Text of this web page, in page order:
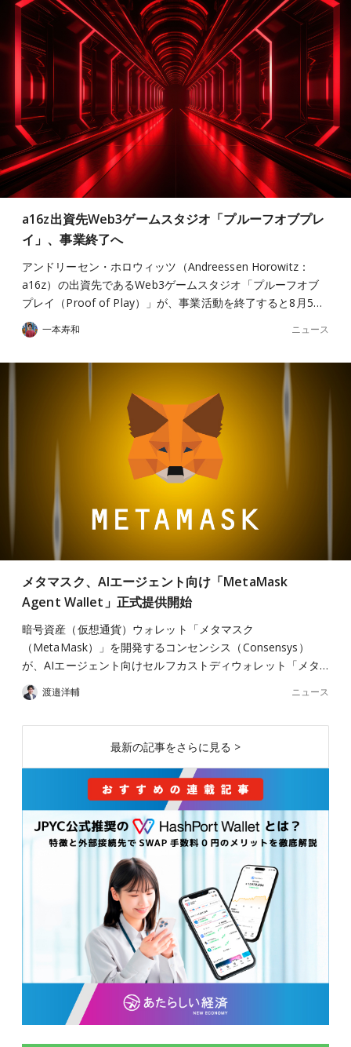
a16z出資先Web3ゲームスタジオ「プルーフオブプレ
イ」、事業終了へ
アンドリーセン・ホロウィッツ（Andreessen Horowitz：
a16z）の出資先であるWeb3ゲームスタジオ「プルーフオブ
プレイ（Proof of Play）」が、事業活動を終了すると8月5…
一本寿和 ニュース
メタマスク、AIエージェント向け「MetaMask
Agent Wallet」正式提供開始
暗号資産（仮想通貨）ウォレット「メタマスク
（MetaMask）」を開発するコンセンシス（Consensys）
が、AIエージェント向けセルフカストディウォレット「メタ…
渡邉洋輔 ニュース
最新の記事をさらに見る >